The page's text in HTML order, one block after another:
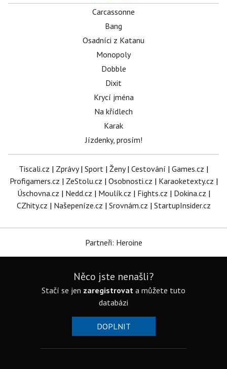
Carcassonne
Bang
Osadníci z Katanu
Monopoly
Dobble
Dixit
Krycí jména
Na křídlech
Karak
Jízdenky, prosím!
Tiscali.cz | Zprávy| Sport | Ženy| Cestování | Games.cz |
Profigamers.cz | ZeStolu.cz | Osobnosti.cz | Karaoketexty.cz |
Úschovna.cz | Nedd.cz | Moulík.cz | Fights.cz | Dokina.cz |
CZhity.cz | Našepeníze.cz | Srovnám.cz | StartupInsider.cz
Partneři: Heroine
Něco jste nenašli?
Stačí se jen zaregistrovat a můžete tuto
databázi
DOPLNIT